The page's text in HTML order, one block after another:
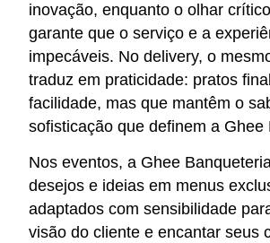
inovação, enquanto o olhar
garante que o serviço e a
impecáveis. No delivery, o
traduz em praticidade: pratos
facilidade, mas que mantêm o
sofisticação que definem a Ghee
Nos eventos, a Ghee
desejos e ideias em menus
adaptados com sensibilidade
visão do cliente e encantar seus